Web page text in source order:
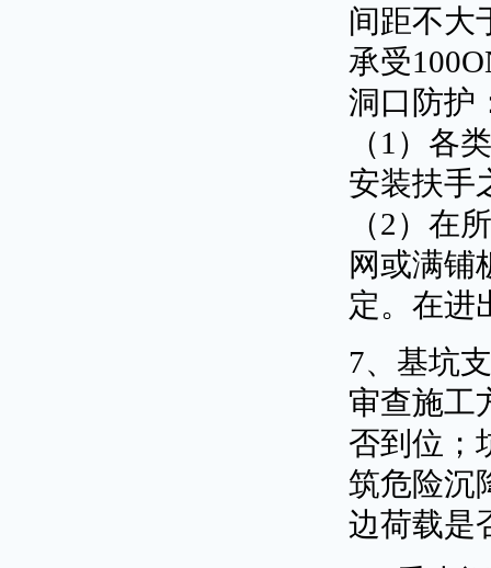
间距不大
承受
洞口防护
（1）各
安装扶手
（2）在
网或满铺
定。在进
7、基坑
审查施工
否到位；
筑危险沉
边荷载是